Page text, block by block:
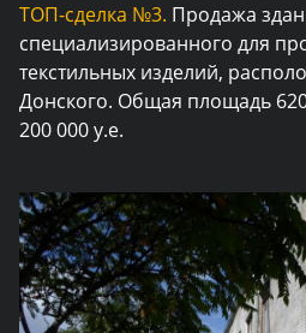
ТОП-сделка №3. Продажа
специализированного для
текстильных изделий,
Донского. Общая площадь
200 000 у.е.